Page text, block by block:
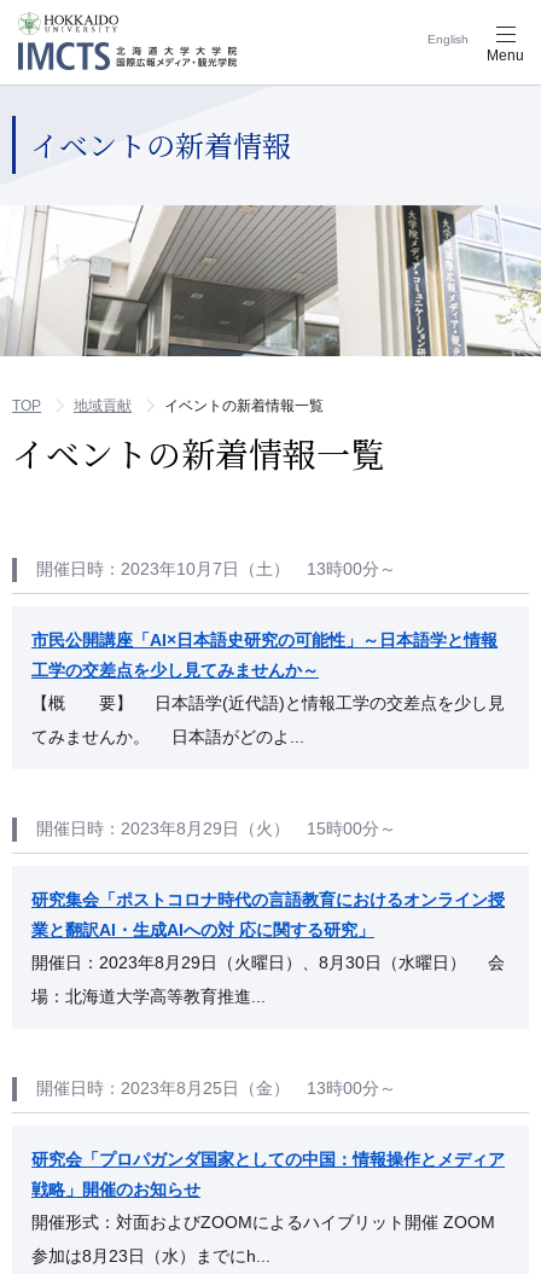
English
メ
ュ
ョ
ボ
タ
ン
Menu
イベントの新着情報
TOP 地域貢献 イベントの新着情報一覧
イベントの新着情報一覧
開催日時：2023年10月7日（土） 13時00分～
市民公開講座「AI×日本語史研究の可能性」～日本語学と情報
工学の交差点を少し見てみませんか～
【概 要】 日本語学(近代語)と情報工学の交差点を少し見
てみませんか。 日本語がどのよ...
開催日時：2023年8月29日（火） 15時00分～
研究集会「ポストコロナ時代の言語教育におけるオンライン授
業と翻訳AI・生成AIへの対 応に関する研究」
開催日：2023年8月29日（火曜日）、8月30日（水曜日） 会
場：北海道大学高等教育推進...
開催日時：2023年8月25日（金） 13時00分～
研究会「プロパガンダ国家としての中国：情報操作とメディア
戦略」開催のお知らせ
開催形式：対面およびZOOMによるハイブリット開催 ZOOM
参加は8月23日（水）までにh...